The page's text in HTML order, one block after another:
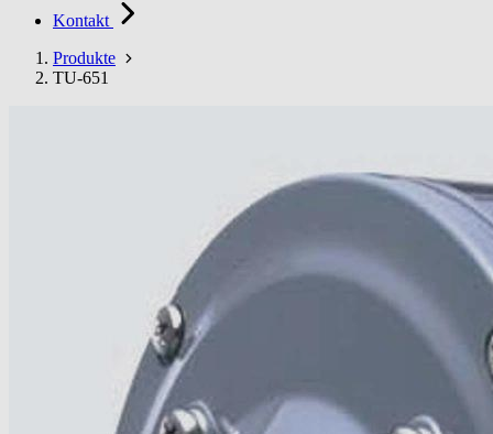
Kontakt
Produkte
TU-651